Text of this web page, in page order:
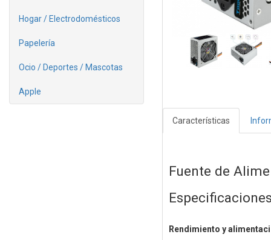
Hogar / Electrodomésticos
Papelería
Ocio / Deportes / Mascotas
Apple
Características
Fuente de
Rendimiento y